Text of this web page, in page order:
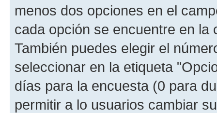
menos dos opciones en el
cada opción se encuentre en
También puedes elegir el
seleccionar en la etiqueta
días para la encuesta (0 para
permitir a lo usuarios cambiar